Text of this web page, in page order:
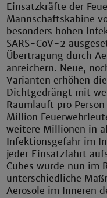
Einsatzkräfte der
Mannschaftskabine
besonders hohen
SARS-CoV-2
Übertragung durch
anreichern. Neue,
Varianten erhöhen
Dichtgedrängt mit
Raumlauft pro
Million
weitere Millionen in
Infektionsgefahr im
jeder Einsatzfahrt
Cubes wurde nun im
unterschiedliche
Aerosole im Inneren